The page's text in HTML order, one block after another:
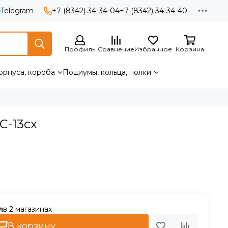
Telegram +7 (8342) 34-34-04+7 (8342) 34-34-40
Профиль СравнениеИзбранное Корзина
короба Подиумы, кольца, полки
13cx
в 2 магазинах